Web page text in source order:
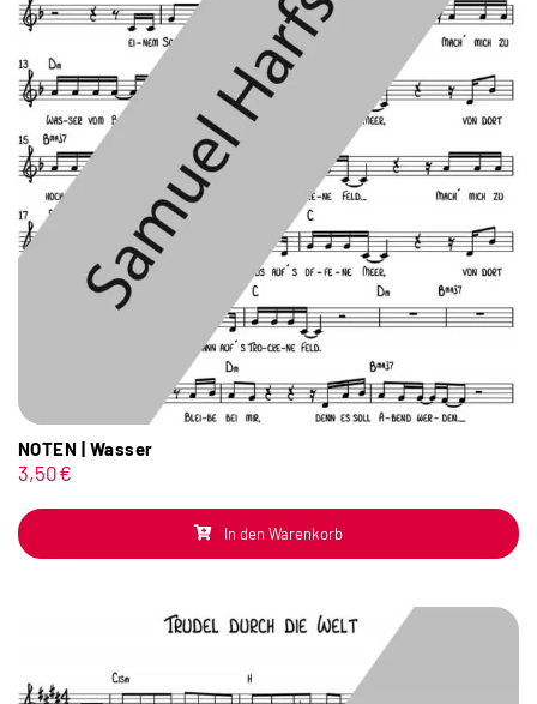
NOTEN | Wasser
3,50€
In den Warenkorb